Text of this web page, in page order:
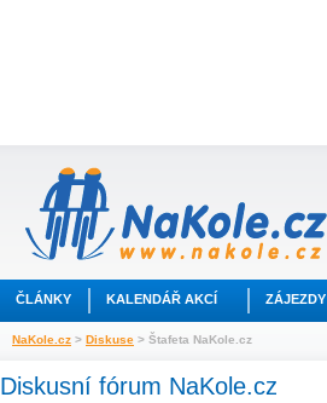
ČLÁNKY KALENDÁŘ AKCÍ ZÁJEZDY
NaKole.cz > Diskuse > Štafeta NaKole.cz
Diskusní fórum NaKole.cz